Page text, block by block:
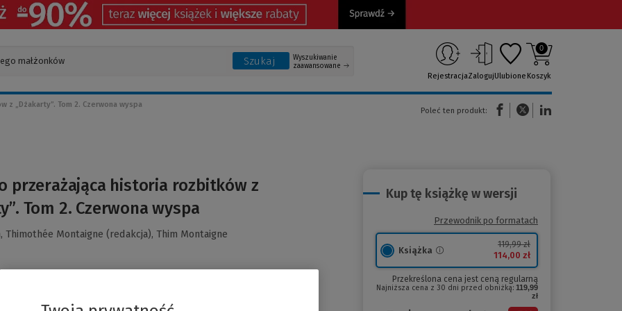
Szukaj
Wyszukiwanie
zaawansowane
RejestracjaZalogujUlubione
0
Koszyk
„Dżakarty”. Tom 2. Czerwona wyspa
Poleć ten produkt:
(Nowe okno)(Link do innej strony)
przerażająca historia rozbitków z
Tom 2. Czerwona wyspa
Thimothée Montaigne (redakcja), Thim Montaigne
Kup tę książkę w wersji
Przewodnik po formatach
Książka
119,99 zł
114,00 zł
Przekreślona cena jest ceną regularną
Najniższa cena z 30 dni przed obniżką: 119,99
zł